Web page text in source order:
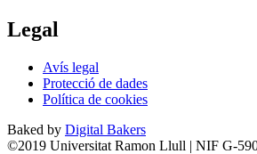
Legal
Avís legal
Protecció de dades
Política de cookies
Baked by Digital Bakers
©2019 Universitat Ramon Llull | NIF G-